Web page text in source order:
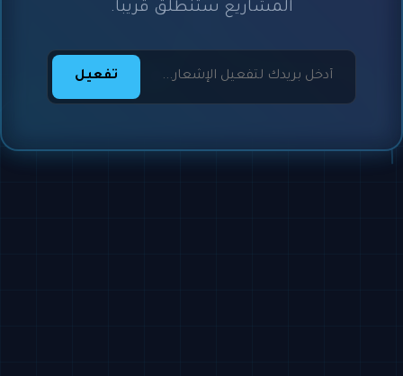
المشاريع ستنطلق قريباً.
تفعيل